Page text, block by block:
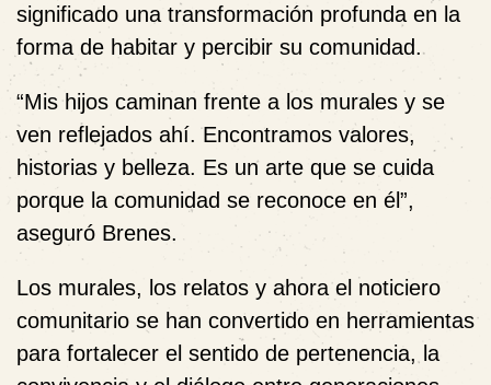
significado una transformación profunda en la
forma de habitar y percibir su comunidad.
“Mis hijos caminan frente a los murales y se
ven reflejados ahí. Encontramos valores,
historias y belleza. Es un arte que se cuida
porque la comunidad se reconoce en él”,
aseguró Brenes.
Los murales, los relatos y ahora el noticiero
comunitario se han convertido en herramientas
para fortalecer el sentido de pertenencia, la